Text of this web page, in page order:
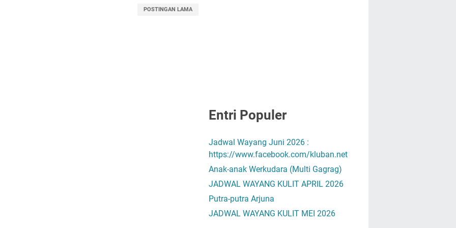
POSTINGAN LAMA
Entri Populer
Jadwal Wayang Juni 2026 :
https://www.facebook.com/kluban.net
Anak-anak Werkudara (Multi Gagrag)
JADWAL WAYANG KULIT APRIL 2026
Putra-putra Arjuna
JADWAL WAYANG KULIT MEI 2026